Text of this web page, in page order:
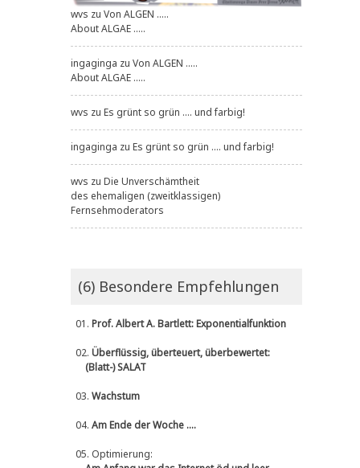
wvs zu Von ALGEN .....
About ALGAE .....
ingaginga zu Von ALGEN .....
About ALGAE .....
wvs zu Es grünt so grün .... und farbig!
ingaginga zu Es grünt so grün .... und farbig!
wvs zu Die Unverschämtheit
des ehemaligen (zweitklassigen)
Fernsehmoderators
(6) Besondere Empfehlungen
01. Prof. Albert A. Bartlett: Exponentialfunktion
02. Überflüssig, überteuert, überbewertet:
(Blatt-) SALAT
03. Wachstum
04. Am Ende der Woche ....
05. Optimierung: